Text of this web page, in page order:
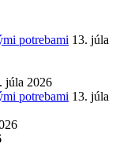
potrebami 13. júla
júla 2026
potrebami 13. júla